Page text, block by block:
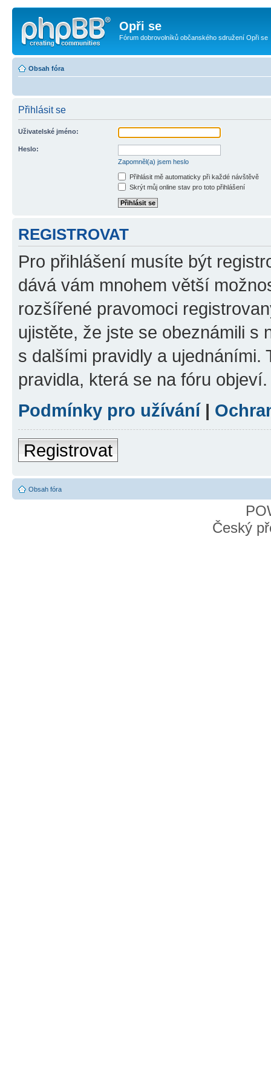
Opři se
Fórum dobrovolníků občanského sdružení Opři se
Obsah fóra
Přihlásit se
Uživatelské jméno:
Heslo:
Zapomněl(a) jsem heslo
Přihlásit mě automaticky při každé návštěvě
Skrýt můj online stav pro toto přihlášení
REGISTROVAT
Pro přihlášení musíte být
dává vám mnohem větší
rozšířené pravomoci
ujistěte, že jste se obeznámili s
s dalšími pravidly a ujednáními.
pravidla, která se na fóru objeví.
Podmínky pro užívání |
Registrovat
Obsah fóra
Český